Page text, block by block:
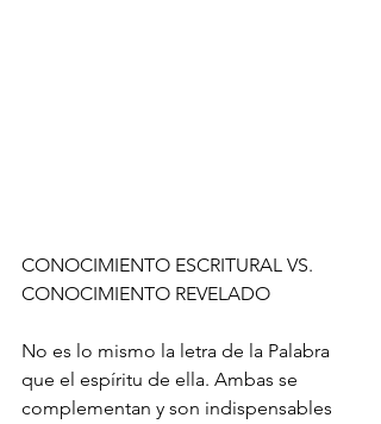
CONOCIMIENTO ESCRITURAL VS.
CONOCIMIENTO REVELADO
No es lo mismo la letra de la Palabra
que el espíritu de ella. Ambas se
complementan y son indispensables